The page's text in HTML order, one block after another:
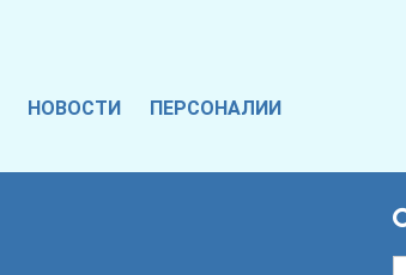
НОВОСТИ ПЕРСОНАЛИИ